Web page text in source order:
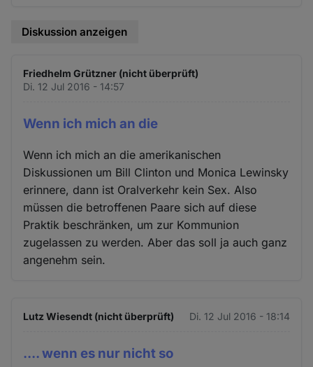
Diskussion anzeigen
Friedhelm Grützner (nicht überprüft)
Di. 12 Jul 2016 - 14:57
Wenn ich mich an die
Wenn ich mich an die amerikanischen
Diskussionen um Bill Clinton und Monica Lewinsky
erinnere, dann ist Oralverkehr kein Sex. Also
müssen die betroffenen Paare sich auf diese
Praktik beschränken, um zur Kommunion
zugelassen zu werden. Aber das soll ja auch ganz
angenehm sein.
Lutz Wiesendt (nicht überprüft) Di. 12 Jul 2016 - 18:14
.... wenn es nur nicht so